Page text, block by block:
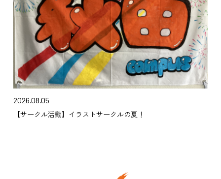
2026.08.05
【サークル活動】イラストサークルの夏！